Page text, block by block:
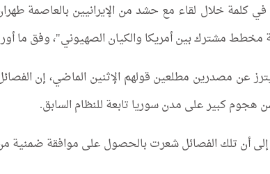
كلمة خلال لقاء مع حشد من الإيرانيين بالعاصمة
مشترك بين أمريكا والكيان الصهيوني"، وفق ما
هجوم كبير على مدن سوريا تابعة للنظام السابق.
إلى أن تلك الفصائل شعرت بالحصول على موافقة ضمنية